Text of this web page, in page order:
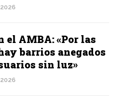
el AMBA: «Por las
barrios anegados
sin luz»